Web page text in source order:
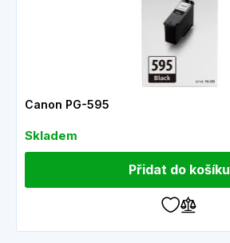
Canon PG-595
Skladem
Přidat do košíku